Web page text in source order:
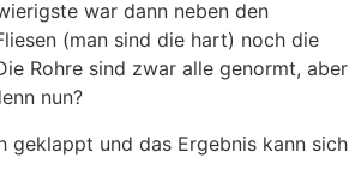
war dann neben den
(man sind die hart) noch die
Rohre sind zwar alle genormt, aber
nun?
geklappt und das Ergebnis kann sich